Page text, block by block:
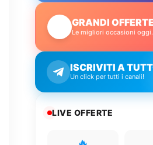
GRANDI OFFERTE
Le migliori occasioni oggi.
ISCRIVITI A
Un click per tutti i canali!
LIVE OFFERTE